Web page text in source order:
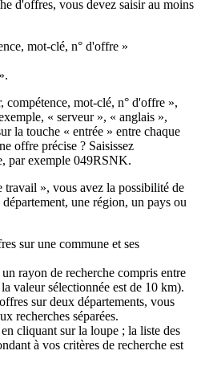
d'offres, vous devez saisir au moins
mot-clé, n° d'offre »
compétence, mot-clé, n° d'offre »,
« serveur », « anglais »,
la touche « entrée » entre chaque
offre précise ? Saisissez
par exemple 049RSNK.
travail », vous avez la possibilité de
une région, un pays ou
sur une commune et ses
rayon de recherche compris entre
valeur sélectionnée est de 10 km).
sur deux départements, vous
recherches séparées.
cliquant sur la loupe ; la liste des
à vos critères de recherche est